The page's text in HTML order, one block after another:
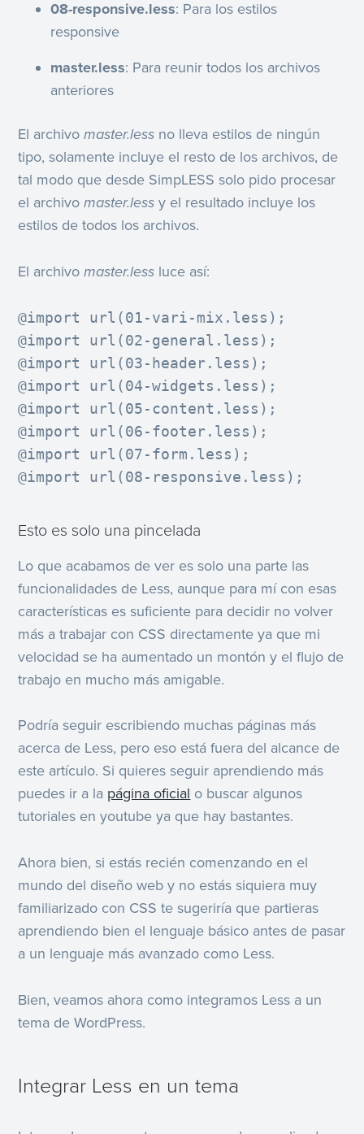
08-responsive.less: Para los estilos
responsive
master.less: Para reunir todos los archivos
anteriores
El archivomaster.less no lleva estilos de ningún
tipo, solamente incluye el resto de los archivos, de
tal modo que desde SimpLESS solo pido procesar
el archivomaster.less y el resultado incluye los
estilos de todos los archivos.
El archivomaster.less luce así:
@import url(01-vari-mix.less);
@import url(02-general.less);
@import url(03-header.less);
@import url(04-widgets.less);
@import url(05-content.less);
@import url(06-footer.less);
@import url(07-form.less);
@import url(08-responsive.less);
Esto es solo una pincelada
Lo que acabamos de ver es solo una parte las
funcionalidades de Less, aunque para mí con esas
características es suficiente para decidir no volver
más a trabajar con CSS directamente ya que mi
velocidad se ha aumentado un montón y el flujo de
trabajo en mucho más amigable.
Podría seguir escribiendo muchas páginas más
acerca de Less, pero eso está fuera del alcance de
este artículo. Si quieres seguir aprendiendo más
puedes ir a la página oficial o buscar algunos
tutoriales en youtube ya que hay bastantes.
Ahora bien, si estás recién comenzando en el
mundo del diseño web y no estás siquiera muy
familiarizado con CSS te sugeriría que partieras
aprendiendo bien el lenguaje básico antes de pasar
a un lenguaje más avanzado como Less.
Bien, veamos ahora como integramos Less a un
tema de WordPress.
Integrar Less en un tema